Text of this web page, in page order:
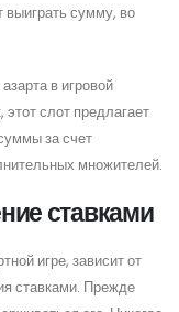
выиграть сумму, во
в игровой
слот предлагает
за счет
множителей.
ставками
игре, зависит от
ставками. Прежде